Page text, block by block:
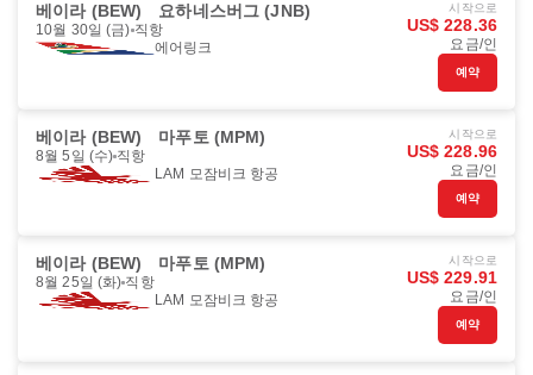
베이라 (BEW) 요하네스버그 (JNB)
10월 30일 (금) 직항
에어링크
시작으로
US$ 228.36
요금/인
예약
베이라 (BEW) 마푸토 (MPM)
8월 5일 (수) 직항
LAM 모잠비크 항공
시작으로
US$ 228.96
요금/인
예약
베이라 (BEW) 마푸토 (MPM)
8월 25일 (화) 직항
LAM 모잠비크 항공
시작으로
US$ 229.91
요금/인
예약